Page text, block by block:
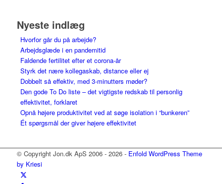
Nyeste indlæg
Hvorfor går du på arbejde?
Arbejdsglæde i en pandemitid
Faldende fertilitet efter et corona-år
Styrk det nære kollegaskab, distance eller ej
Dobbelt så effektiv, med 3-minutters møder?
Den gode To Do liste – det vigtigste redskab til personlig
effektivitet, forklaret
Opnå højere produktivitet ved at søge isolation i “bunkeren”
Ét spørgsmål der giver højere effektivitet
© Copyright Jon.dk ApS 2006 - 2026 - Enfold WordPress Theme
by Kriesi